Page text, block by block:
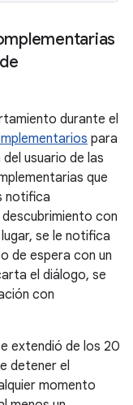
durante el
para
usuario de las
que
notifica
con
lugar, se le notifica
de espera con un
el diálogo, se
con
extendió de los 20
detener el
momento